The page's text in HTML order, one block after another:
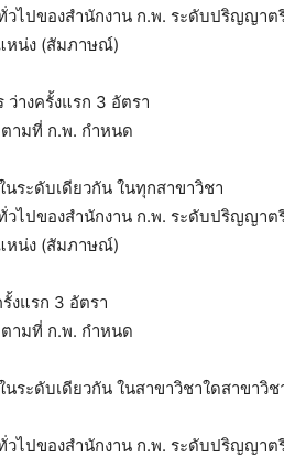
ไปของสำนักงาน ก.พ. ระดับปริญญาต
หน่ง (สัมภาษณ์)
างครั้งแรก 3 อัตรา
ตามที่ ก.พ. กำหนด
ระดับเดียวกัน ในทุกสาขาวิชา
ไปของสำนักงาน ก.พ. ระดับปริญญาต
หน่ง (สัมภาษณ์)
งแรก 3 อัตรา
ตามที่ ก.พ. กำหนด
ะดับเดียวกัน ในสาขาวิชาใดสาขาวิช
ไปของสำนักงาน ก.พ. ระดับปริญญาต